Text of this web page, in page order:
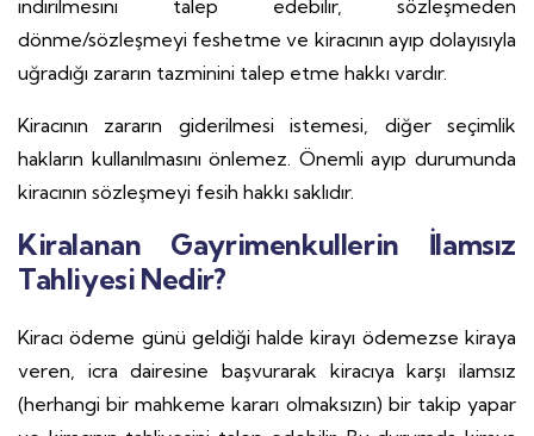
indirilmesini talep edebilir, sözleşmeden
dönme/sözleşmeyi feshetme ve kiracının ayıp dolayısıyla
uğradığı zararın tazminini talep etme hakkı vardır.
Kiracının zararın giderilmesi istemesi, diğer seçimlik
hakların kullanılmasını önlemez. Önemli ayıp durumunda
kiracının sözleşmeyi fesih hakkı saklıdır.
Kiralanan Gayrimenkullerin İlamsız
Tahliyesi Nedir?
Kiracı ödeme günü geldiği halde kirayı ödemezse kiraya
veren, icra dairesine başvurarak kiracıya karşı ilamsız
(herhangi bir mahkeme kararı olmaksızın) bir takip yapar